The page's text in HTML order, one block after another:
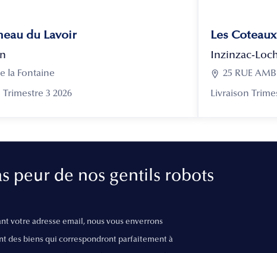
du Lavoir
la Fontaine
Trimestre 3 2026
Inzinzac-
 25 RUE
Livraison
peur de nos gentils robots
votre adresse email, nous vous enverrons
des biens qui correspondront parfaitement à